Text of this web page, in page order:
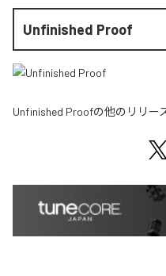
Unfinished Proof
Unfinished Proofの他のリリー